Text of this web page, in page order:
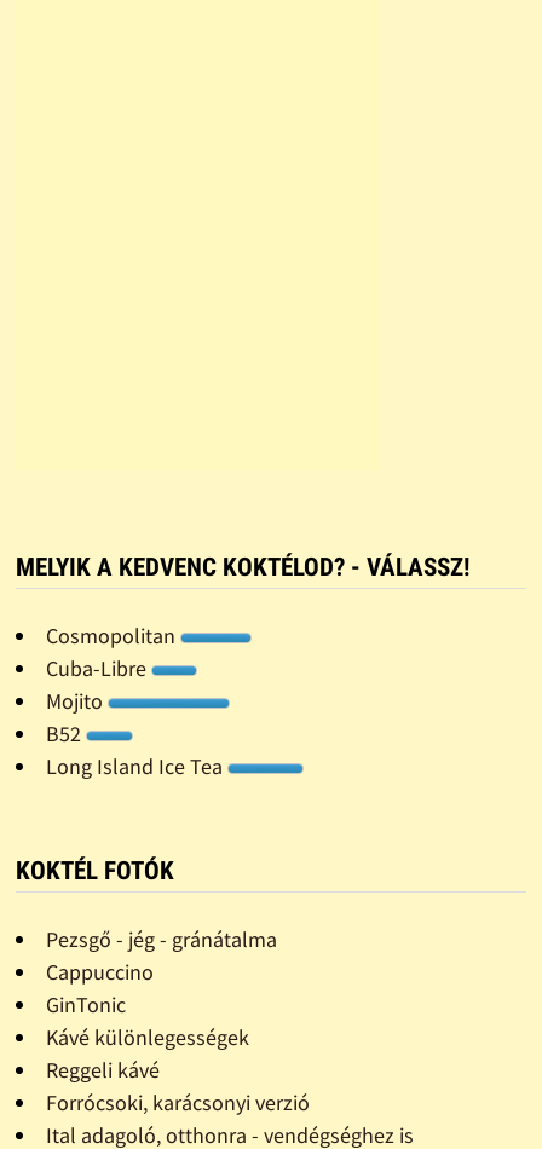
MELYIK A KEDVENC KOKTÉLOD? - VÁLASSZ!
Cosmopolitan
Cuba-Libre
Mojito
B52
Long Island Ice Tea
KOKTÉL FOTÓK
Pezsgő - jég - gránátalma
Cappuccino
GinTonic
Kávé különlegességek
Reggeli kávé
Forrócsoki, karácsonyi verzió
Ital adagoló, otthonra - vendégséghez is